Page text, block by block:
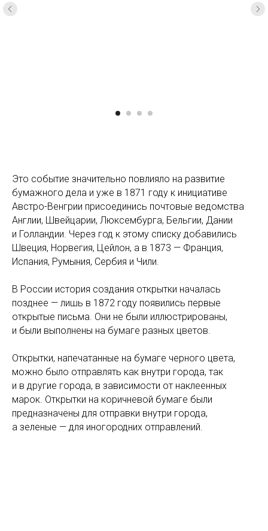
Это событие значительно повлияло на развитие
бумажного дела и уже в 1871 году к инициативе
Австро-Венгрии присоединись почтовые ведомства
Англии, Швейцарии, Люксембурга, Бельгии, Дании
и Голландии. Через год к этому списку добавились
Швеция, Норвегия, Цейлон, а в 1873 — Франция,
Испания, Румыния, Сербия и Чили.
В России история создания открытки началась
позднее — лишь в 1872 году появились первые
открытые письма. Они не были иллюстрированы,
и были выполнены на бумаге разных цветов.
Открытки, напечатанные на бумаге черного цвета,
можно было отправлять как внутри города, так
и в другие города, в зависимости от наклеенных
марок. Открытки на коричневой бумаге были
предназначены для отправки внутри города,
а зеленые — для иногородних отправлений.